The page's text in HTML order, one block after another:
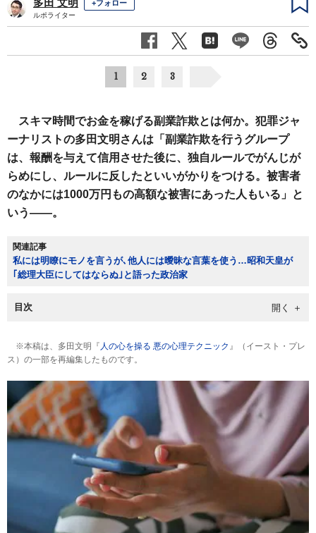
多田 文明 +フォロー
ルポライター
1 2 3
スキマ時間でお金を稼げる副業詐欺とは何か。犯罪ジャ
ーナリストの多田文明さんは「副業詐欺を行うグループ
は、報酬を与えて信用させた後に、独自ルールでがんじが
らめにし、ルールに反したといいがかりをつける。被害者
のなかには1000万円もの高額な被害にあった人もいる」と
いう――。
関連記事
私には明瞭にモノを言うが､他人には曖昧な言葉を使う…昭和天皇が
｢総理大臣にしてはならぬ｣と語った政治家
目次
※本稿は、多田文明『 人の心を操る 悪の心理テクニック 』（イースト・プレ
ス）の一部を再編集したものです。